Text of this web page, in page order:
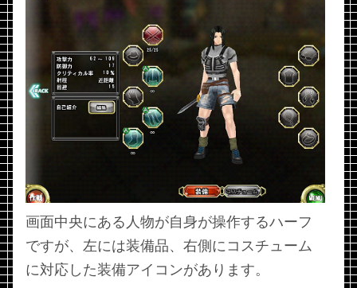
画面中央にある人物が自身が操作するハーフ
ですが、左には装備品、右側にコスチューム
に対応した装備アイコンがあります。